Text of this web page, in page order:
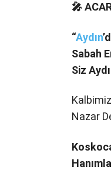
🎤
“Aydın
Sabah
Siz
Nazar